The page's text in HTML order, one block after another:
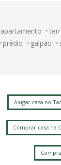
apartamento
prédio galpão
Alugar casa no
Comprar casa na